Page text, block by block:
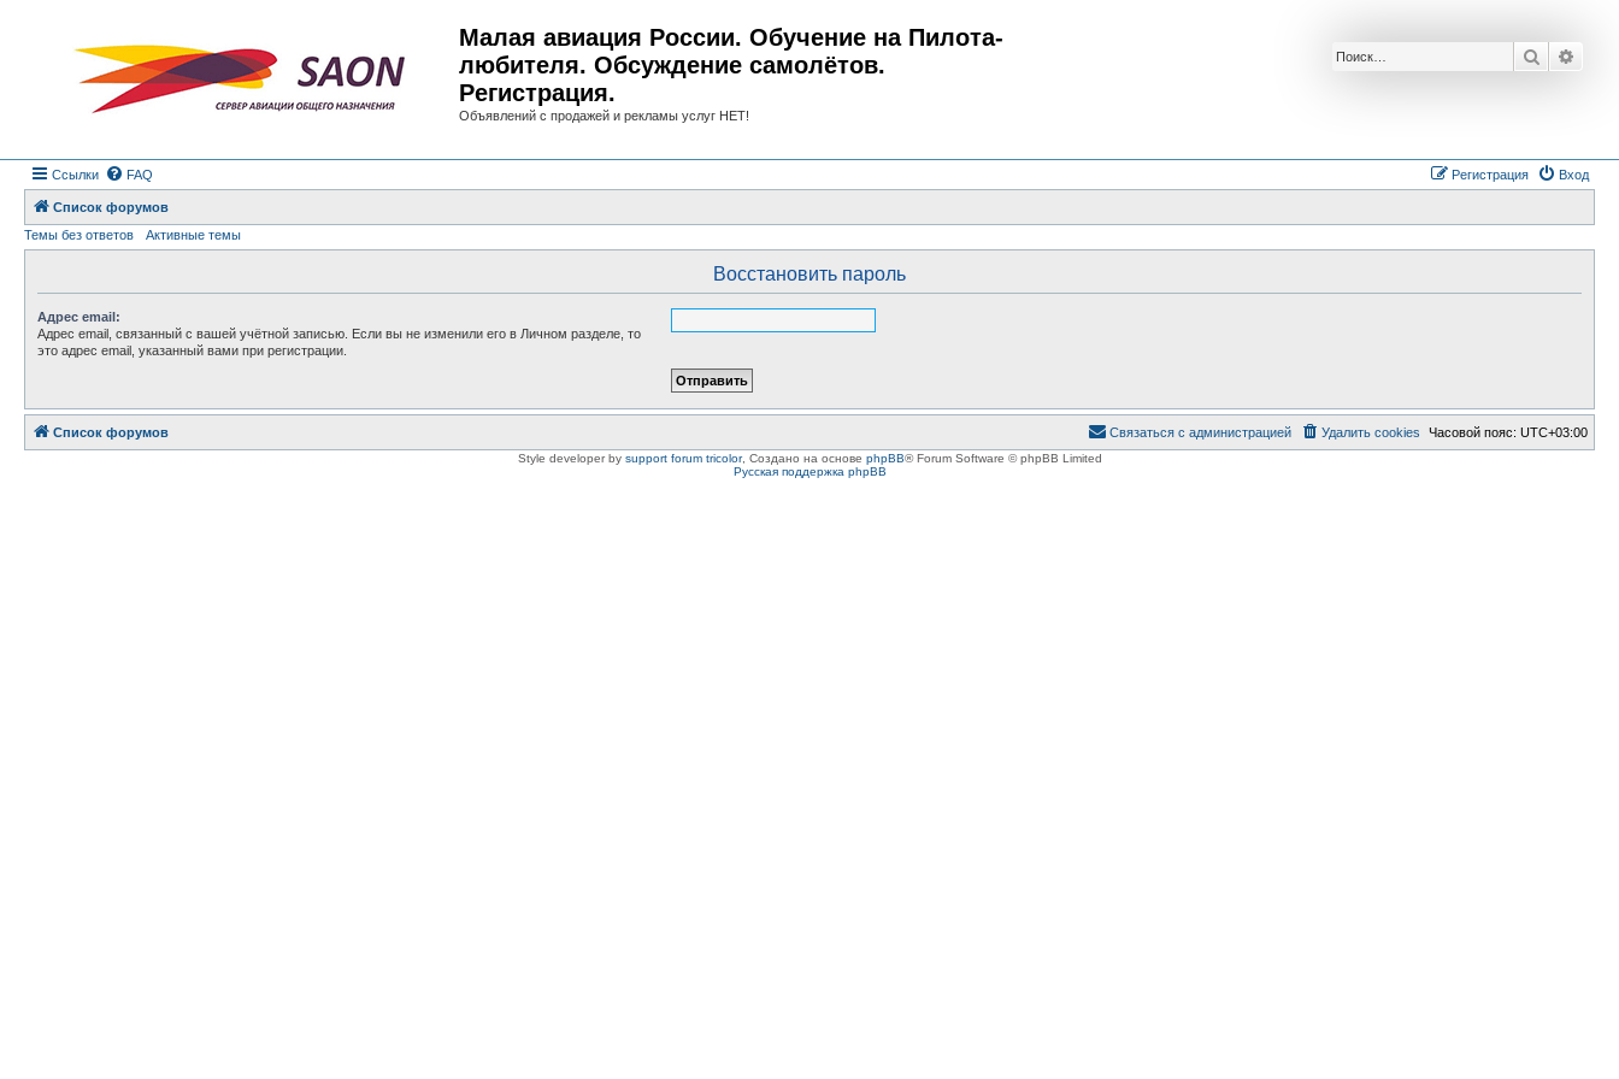
Малая авиация России. Обучение на Пилота-
любителя. Обсуждение самолётов.
Регистрация.
Объявлений с продажей и рекламы услуг НЕТ!
Поиск
Ссылки FAQ Вход
Регистрация
Список форумов
Темы без ответов
Активные темы
Восстановить пароль
Адрес email:
Адрес email, связанный с вашей учётной записью. Если вы не изменили его в Личном разделе, то
это адрес email, указанный вами при регистрации.
Список форумов Часовой пояс: UTC+03:00
Удалить cookies
Связаться с администрацией
Style developer by support forum tricolor, Создано на основе phpBB® Forum Software © phpBB Limited
Русская поддержка phpBB